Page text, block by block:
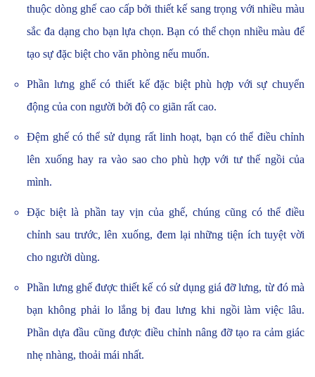
thuộc dòng ghế cao cấp bởi thiết kế sang trọng với nhiều màu
sắc đa dạng cho bạn lựa chọn. Bạn có thể chọn nhiều màu để
tạo sự đặc biệt cho văn phòng nếu muốn.
Phần lưng ghế có thiết kế đặc biệt phù hợp với sự chuyển
động của con người bởi độ co giãn rất cao.
Đệm ghế có thể sử dụng rất linh hoạt, bạn có thể điều chỉnh
lên xuống hay ra vào sao cho phù hợp với tư thế ngồi của
mình.
Đặc biệt là phần tay vịn của ghế, chúng cũng có thể điều
chỉnh sau trước, lên xuống, đem lại những tiện ích tuyệt vời
cho người dùng.
Phần lưng ghế được thiết kế có sử dụng giá đỡ lưng, từ đó mà
bạn không phải lo lắng bị đau lưng khi ngồi làm việc lâu.
Phần dựa đầu cũng được điều chỉnh nâng đỡ tạo ra cảm giác
nhẹ nhàng, thoải mái nhất.